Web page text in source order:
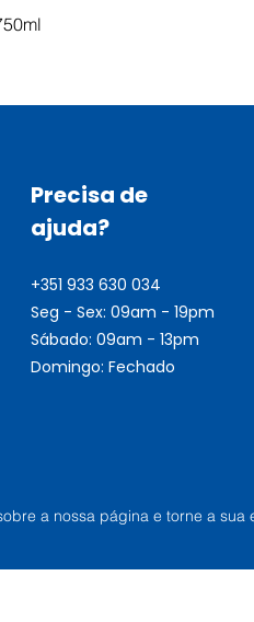
Precisa de
ajuda?
+351 933 630 034
Seg - Sex: 09am - 19pm
Sábado: 09am - 13pm
Domingo: Fechado
a nossa página e torne a sua